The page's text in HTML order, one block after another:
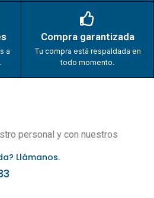
a
Compra garantizada
Tu compra está respaldada en
todo momento.
personal y con nuestros
Llámanos.